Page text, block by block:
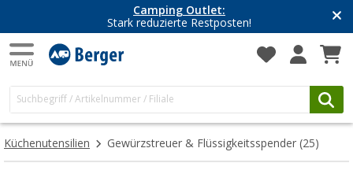
Camping Outlet:
Stark reduzierte Restposten!
Küchenutensilien Gewürzstreuer & Flüssigkeitsspender (25)